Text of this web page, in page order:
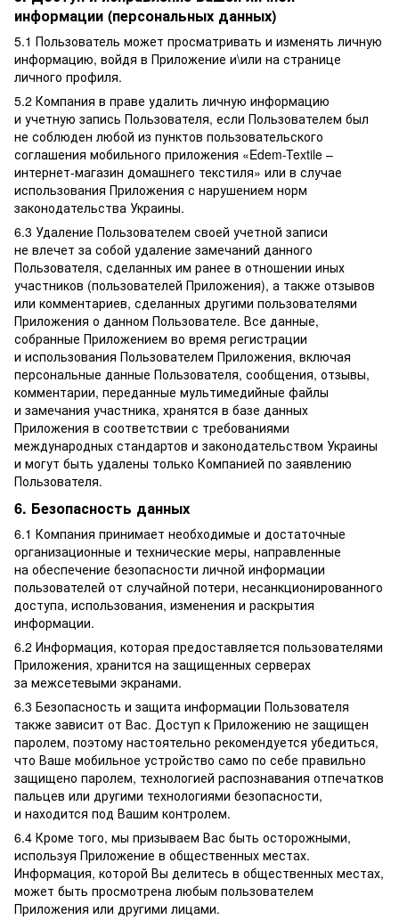
информации (персональных данных)
5.1 Пользователь может просматривать и изменять личную
информацию, войдя в Приложение и\или на странице
личного профиля.
5.2 Компания в праве удалить личную информацию
и учетную запись Пользователя, если Пользователем был
не соблюден любой из пунктов пользовательского
соглашения мобильного приложения «Edem-Textile –
интернет-магазин домашнего текстиля» или в случае
использования Приложения с нарушением норм
законодательства Украины.
6.3 Удаление Пользователем своей учетной записи
не влечет за собой удаление замечаний данного
Пользователя, сделанных им ранее в отношении иных
участников (пользователей Приложения), а также отзывов
или комментариев, сделанных другими пользователями
Приложения о данном Пользователе. Все данные,
собранные Приложением во время регистрации
и использования Пользователем Приложения, включая
персональные данные Пользователя, сообщения, отзывы,
комментарии, переданные мультимедийные файлы
и замечания участника, хранятся в базе данных
Приложения в соответствии с требованиями
международных стандартов и законодательством Украины
и могут быть удалены только Компанией по заявлению
Пользователя.
6. Безопасность данных
6.1 Компания принимает необходимые и достаточные
организационные и технические меры, направленные
на обеспечение безопасности личной информации
пользователей от случайной потери, несанкционированного
доступа, использования, изменения и раскрытия
информации.
6.2 Информация, которая предоставляется пользователями
Приложения, хранится на защищенных серверах
за межсетевыми экранами.
6.3 Безопасность и защита информации Пользователя
также зависит от Вас. Доступ к Приложению не защищен
паролем, поэтому настоятельно рекомендуется убедиться,
что Ваше мобильное устройство само по себе правильно
защищено паролем, технологией распознавания отпечатков
пальцев или другими технологиями безопасности,
и находится под Вашим контролем.
6.4 Кроме того, мы призываем Вас быть осторожными,
используя Приложение в общественных местах.
Информация, которой Вы делитесь в общественных местах,
может быть просмотрена любым пользователем
Приложения или другими лицами.